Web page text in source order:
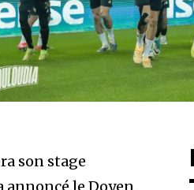
son stage